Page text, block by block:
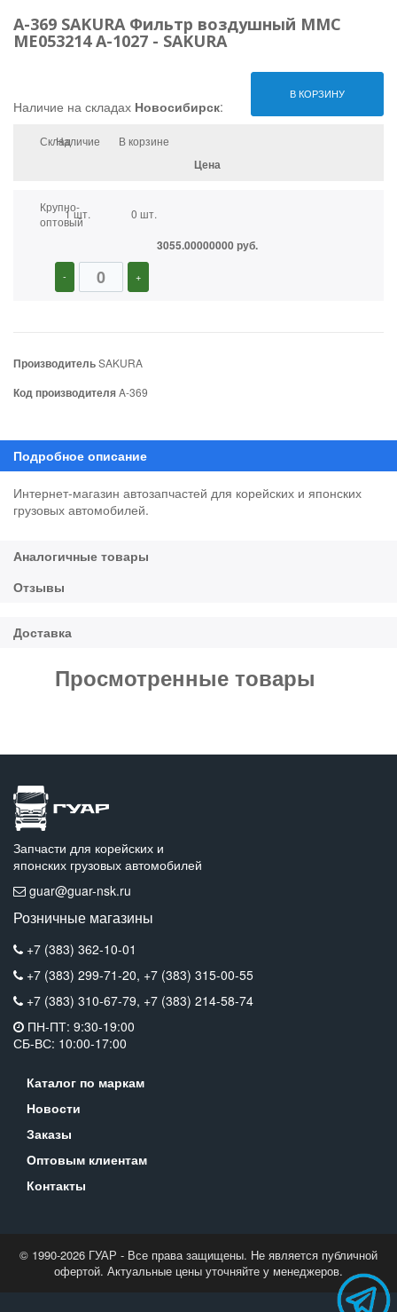
A-369 SAKURA Фильтр воздушный MMC
МЕ053214 A-1027 - SAKURA
В КОРЗИНУ
Наличие на складах Новосибирск:
СкладНаличие В корзине
Цена
Крупно-
оптовый
1 шт. 0 шт.
3055.00000000 руб.
- +
ПроизводительSAKURA
Код производителяA-369
Интернет-магазин автозапчастей для корейских и японских
грузовых автомобилей.
Просмотренные товары
Запчасти для корейских и
японских грузовых автомобилей
guar@guar-nsk.ru
Розничные магазины
+7 (383) 362-10-01
+7 (383) 299-71-20, +7 (383) 315-00-55
+7 (383) 310-67-79, +7 (383) 214-58-74
ПН-ПТ: 9:30-19:00
СБ-ВС: 10:00-17:00
Каталог по маркам
Новости
Заказы
Оптовым клиентам
Контакты
© 1990-2026 ГУАР - Все права защищены. Не является публичной
офертой. Актуальные цены уточняйте у менеджеров.